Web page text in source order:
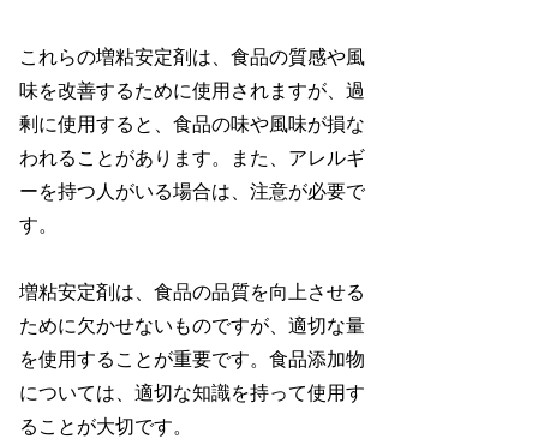
これらの増粘安定剤は、食品の質感や風
味を改善するために使用されますが、過
剰に使用すると、食品の味や風味が損な
われることがあります。また、アレルギ
ーを持つ人がいる場合は、注意が必要で
す。
増粘安定剤は、食品の品質を向上させる
ために欠かせないものですが、適切な量
を使用することが重要です。食品添加物
については、適切な知識を持って使用す
ることが大切です。